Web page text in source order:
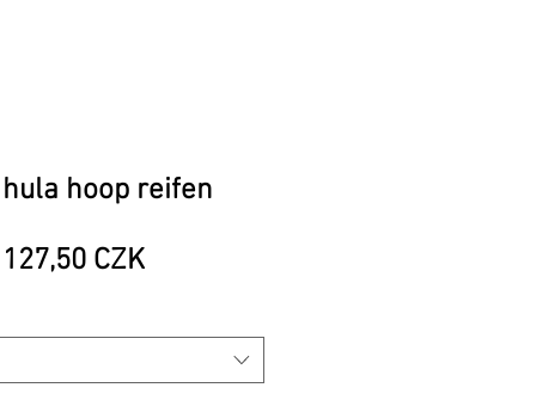
hoop reifen
127,50 CZKSale-